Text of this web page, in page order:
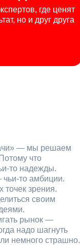
где ценят
но и друг друга
— мы решаем
что
надежды.
амбиции.
зрения.
своим
рынок —
надо шагнуть
немного страшно.